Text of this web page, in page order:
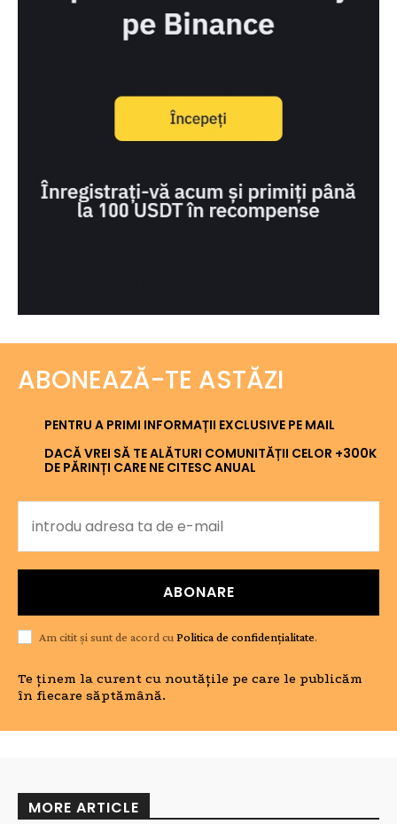
ABONEAZĂ-TE ASTĂZI
PENTRU A PRIMI INFORMAȚII EXCLUSIVE PE MAIL
DACĂ VREI SĂ TE ALĂTURI COMUNITĂȚII CELOR +300K
DE PĂRINȚI CARE NE CITESC ANUAL
ABONARE
Am citit și sunt de acord cu Politica de confidențialitate.
Te ținem la curent cu noutățile pe care le publicăm
în fiecare săptămână.
MORE ARTICLE